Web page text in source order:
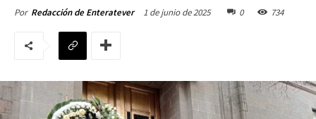
Por Redacción de Enteratever 1 de junio de 2025 0 734